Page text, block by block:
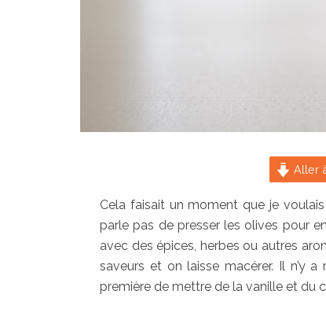
Aller
Cela faisait un moment que je
parle pas de presser les olives pour
avec des épices, herbes ou autres
saveurs et on laisse macérer. Il n’y a
première de mettre de la vanille et du